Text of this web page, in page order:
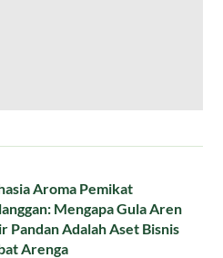
Aroma Pemikat
Mengapa Gula Aren
Pandan Adalah Aset Bisnis
Arenga